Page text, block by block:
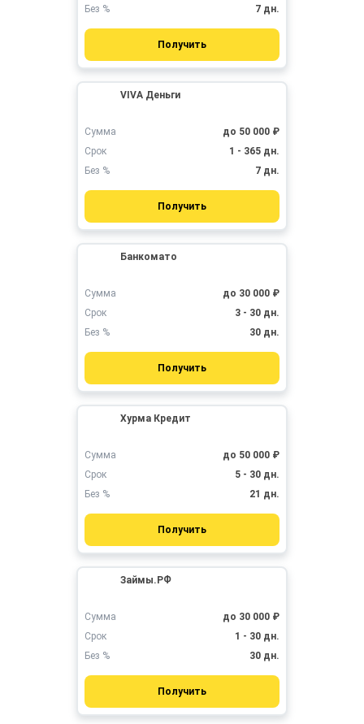
Без % 7 дн.
Получить
VIVA Деньги
Сумма
до 50 000 ₽
Срок
1 - 365 дн.
Без %
7 дн.
Получить
Банкомато
Сумма
до 30 000 ₽
Срок
3 - 30 дн.
Без %
30 дн.
Получить
Хурма Кредит
Сумма
до 50 000 ₽
Срок
5 - 30 дн.
Без %
21 дн.
Получить
Займы.РФ
Сумма
до 30 000 ₽
Срок
1 - 30 дн.
Без %
30 дн.
Получить